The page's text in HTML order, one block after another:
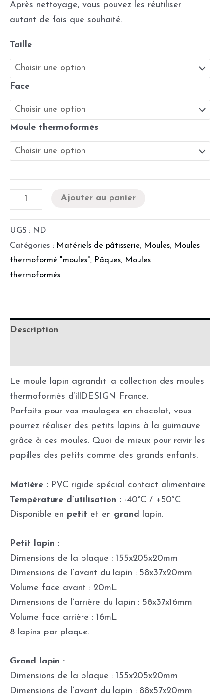
Après nettoyage, vous pouvez les réutiliser
autant de fois que souhaité.
Taille
Face
Moule thermoformés
Ajouter au panier
UGS : ND
Catégories : Matériels de pâtisserie, Moules, Moules
thermoformé "moules", Pâques, Moules
thermoformés
Description
Le moule lapin agrandit la collection des moules
thermoformés d’illDESIGN France.
Parfaits pour vos moulages en chocolat, vous
pourrez réaliser des petits lapins à la guimauve
grâce à ces moules. Quoi de mieux pour ravir les
papilles des petits comme des grands enfants.
Matière : PVC rigide spécial contact alimentaire
Température d’utilisation : -40°C / +50°C
Disponible en petit et en grand lapin.
Petit lapin :
Dimensions de la plaque : 155x205x20mm
Dimensions de l’avant du lapin : 58x37x20mm
Volume face avant : 20mL
Dimensions de l’arrière du lapin : 58x37x16mm
Volume face arrière : 16mL
8 lapins par plaque.
Grand lapin :
Dimensions de la plaque : 155x205x20mm
Dimensions de l’avant du lapin : 88x57x20mm